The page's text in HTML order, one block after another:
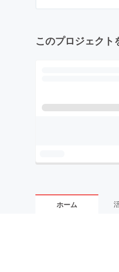
このプロジェク
ホーム